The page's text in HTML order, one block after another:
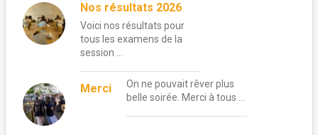
Nos résultats 2026
Voici nos résultats pour
tous les examens de la
session …
Merci
On ne pouvait rêver plus
belle soirée. Merci à tous …